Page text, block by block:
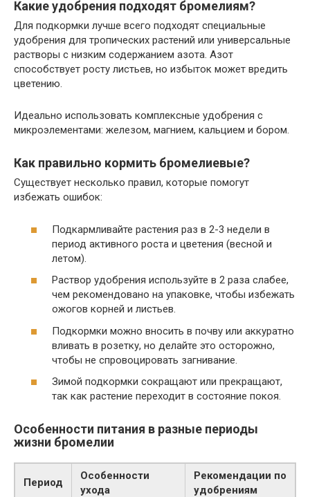
Какие удобрения подходят бромелиям?
Для подкормки лучше всего подходят специальные
удобрения для тропических растений или универсальные
растворы с низким содержанием азота. Азот
способствует росту листьев, но избыток может вредить
цветению.
Идеально использовать комплексные удобрения с
микроэлементами: железом, магнием, кальцием и бором.
Как правильно кормить бромелиевые?
Существует несколько правил, которые помогут
избежать ошибок:
Подкармливайте растения раз в 2-3 недели в
период активного роста и цветения (весной и
летом).
Раствор удобрения используйте в 2 раза слабее,
чем рекомендовано на упаковке, чтобы избежать
ожогов корней и листьев.
Подкормки можно вносить в почву или аккуратно
вливать в розетку, но делайте это осторожно,
чтобы не спровоцировать загнивание.
Зимой подкормки сокращают или прекращают,
так как растение переходит в состояние покоя.
Особенности питания в разные периоды
жизни бромелии
Период
Особенности
ухода
Рекомендации по
удобрениям